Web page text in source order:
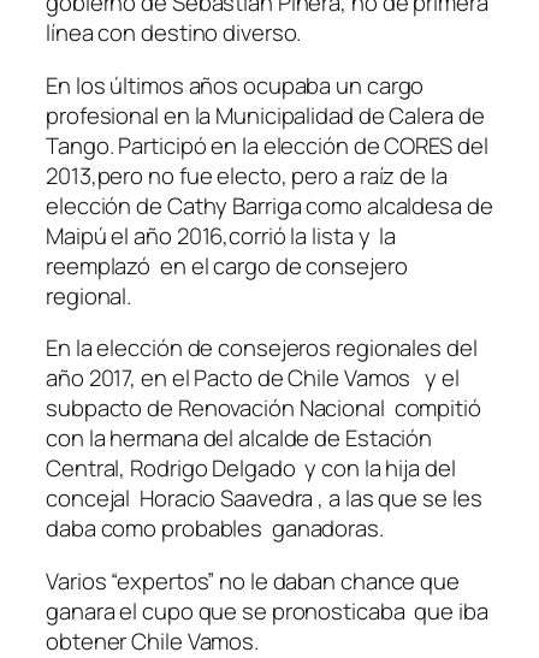
línea con destino diverso.
En los últimos años ocupaba un cargo
profesional en la Municipalidad de Calera de
Tango. Participó en la elección de CORES del
2013,pero no fue electo, pero a raíz de la
elección de Cathy Barriga como alcaldesa de
Maipú el año 2016,corrió la lista y la
reemplazó en el cargo de consejero
regional.
En la elección de consejeros regionales del
año 2017, en el Pacto de Chile Vamos y el
subpacto de Renovación Nacional compitió
con la hermana del alcalde de Estación
Central, Rodrigo Delgado y con la hija del
concejal Horacio Saavedra , a las que se les
daba como probables ganadoras.
Varios “expertos” no le daban chance que
ganara el cupo que se pronosticaba que iba
obtener Chile Vamos.